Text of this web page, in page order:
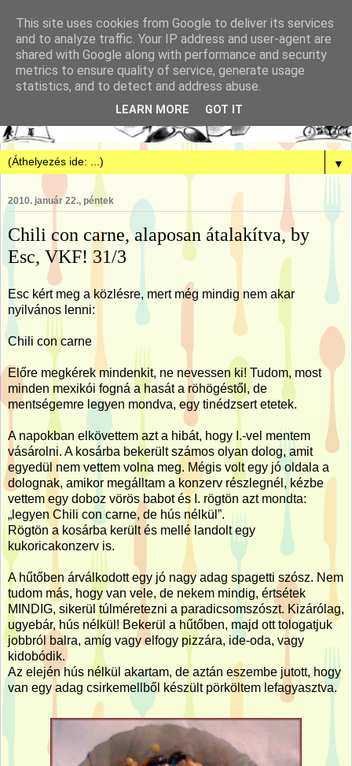
▼
2010. január 22., péntek
Chili con carne, alaposan átalakítva, by
Esc, VKF! 31/3
Esc kért meg a közlésre, mert még mindig nem akar
nyilvános lenni:
Chili con carne
Előre megkérek mindenkit, ne nevessen ki! Tudom, most
minden mexikói fogná a hasát a röhögéstől, de
mentségemre legyen mondva, egy tinédzsert etetek.
A napokban elkövettem azt a hibát, hogy I.-vel mentem
vásárolni. A kosárba bekerült számos olyan dolog, amit
egyedül nem vettem volna meg. Mégis volt egy jó oldala a
dolognak, amikor megálltam a konzerv részlegnél, kézbe
vettem egy doboz vörös babot és I. rögtön azt mondta:
„legyen Chili con carne, de hús nélkül”.
Rögtön a kosárba került és mellé landolt egy
kukoricakonzerv is.
A hűtőben árválkodott egy jó nagy adag spagetti szósz. Nem
tudom más, hogy van vele, de nekem mindig, értsétek
MINDIG, sikerül túlméretezni a paradicsomszószt. Kizárólag,
ugyebár, hús nélkül! Bekerül a hűtőben, majd ott tologatjuk
jobbról balra, amíg vagy elfogy pizzára, ide-oda, vagy
kidobódik.
Az elején hús nélkül akartam, de aztán eszembe jutott, hogy
van egy adag csirkemellből készült pörköltem lefagyasztva.
This site uses cookies from Google to deliver its services
and to analyze traffic. Your IP address and user-agent are
shared with Google along with performance and security
metrics to ensure quality of service, generate usage
statistics, and to detect and address abuse.
LEARN MORE GOT IT